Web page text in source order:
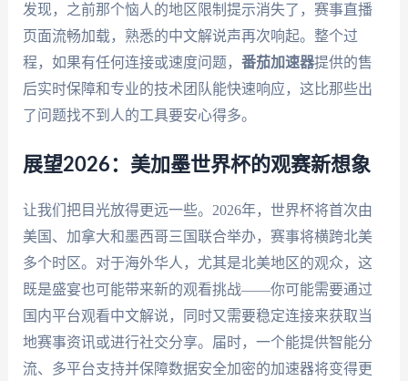
发现，之前那个恼人的地区限制提示消失了，赛事直播
页面流畅加载，熟悉的中文解说声再次响起。整个过
程，如果有任何连接或速度问题， 番茄加速器提供的售
后实时保障和专业的技术团队能快速响应，这比那些出
了问题找不到人的工具要安心得多。
展望2026：美加墨世界杯的观赛新想象
让我们把目光放得更远一些。2026年，世界杯将首次由
美国、加拿大和墨西哥三国联合举办，赛事将横跨北美
多个时区。对于海外华人，尤其是北美地区的观众，这
既是盛宴也可能带来新的观看挑战——你可能需要通过
国内平台观看中文解说，同时又需要稳定连接来获取当
地赛事资讯或进行社交分享。届时，一个能提供智能分
流、多平台支持并保障数据安全加密的加速器将变得更